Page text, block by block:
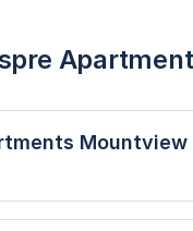
Mountview